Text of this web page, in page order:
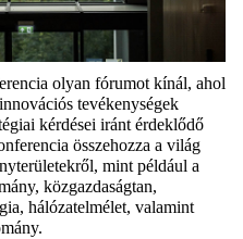
olyan fórumot kínál, ahol
tevékenységek
kérdései iránt érdeklődő
összehozza a világ
mint például a
közgazdaságtan,
hálózatelmélet, valamint